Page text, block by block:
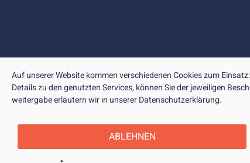
Auf unserer Website kommen verschiedenen Cookies zum
Details zu den genutzten Services, können Sie der jeweiligen
weitergabe erläutern wir in unserer Datenschutzerklärung.
ABLEHNEN